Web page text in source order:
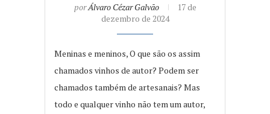
porÁlvaro Cézar Galvão
17 de
dezembro de 2024
Meninas e meninos, O que são os assim
chamados vinhos de autor? Podem ser
chamados também de artesanais? Mas
todo e qualquer vinho não tem um autor,